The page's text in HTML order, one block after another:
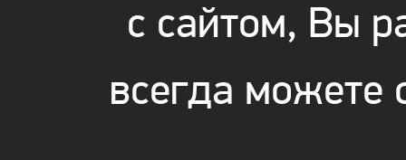
с сайтом, Вы
всегда можете